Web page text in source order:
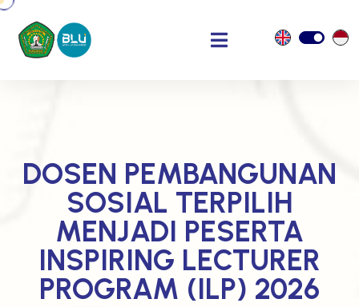
DOSEN PEMBANGUNAN
SOSIAL TERPILIH
MENJADI PESERTA
INSPIRING LECTURER
PROGRAM (ILP) 2026